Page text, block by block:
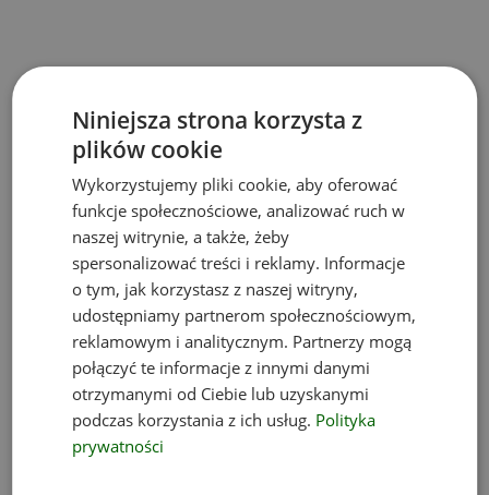
Niniejsza strona korzysta z
plików cookie
Wykorzystujemy pliki cookie, aby oferować
funkcje społecznościowe, analizować ruch w
naszej witrynie, a także, żeby
spersonalizować treści i reklamy. Informacje
o tym, jak korzystasz z naszej witryny,
udostępniamy partnerom społecznościowym,
reklamowym i analitycznym. Partnerzy mogą
połączyć te informacje z innymi danymi
otrzymanymi od Ciebie lub uzyskanymi
podczas korzystania z ich usług. Polityka
prywatności